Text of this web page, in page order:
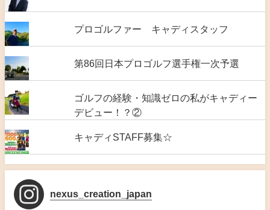
プロゴルファー キャディスタッフ
第86回日本プロゴルフ選手権一次予選
ゴルフの経験・知識ゼロの私がキャディー
デビュー！？②
キャディSTAFF募集☆
nexus_creation_japan